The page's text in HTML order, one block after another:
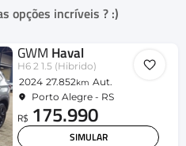
opções incríveis ? :)
GWM Haval
H6 2 1.5 (Hibrido)
2024 27.852km Aut.
Porto Alegre - RS
R$ 175.990
SIMULAR